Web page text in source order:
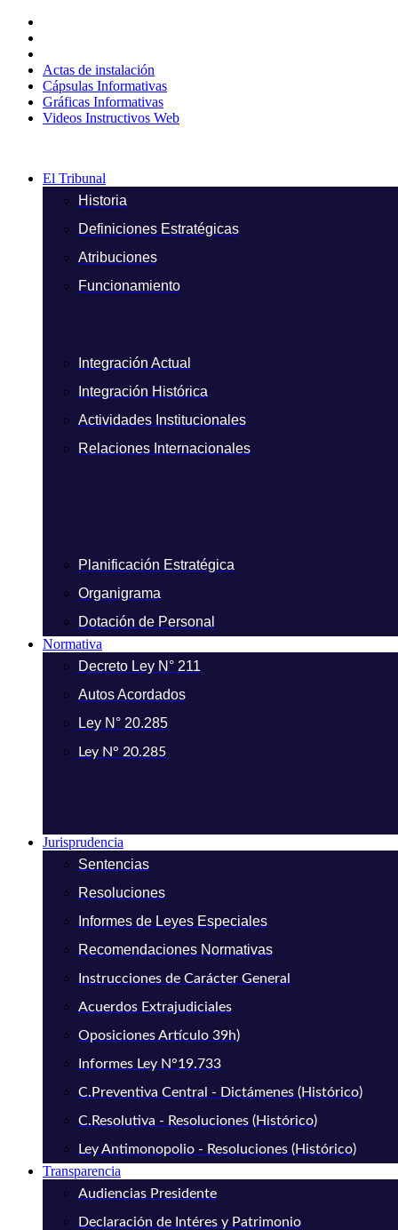
contenido
Actas de instalación
Cápsulas Informativas
Gráficas Informativas
Videos Instructivos Web
El Tribunal
Historia
Definiciones Estratégicas
Atribuciones
Funcionamiento
Integración Actual
Integración Histórica
Actividades Institucionales
Relaciones Internacionales
Planificación Estratégica
Organigrama
Dotación de Personal
Normativa
Decreto Ley N° 211
Autos Acordados
Ley N° 20.285
Ley N° 20.285
Jurisprudencia
Sentencias
Resoluciones
Informes de Leyes Especiales
Recomendaciones Normativas
Instrucciones de Carácter General
Acuerdos Extrajudiciales
Oposiciones Artículo 39h)
Informes Ley N°19.733
C.Preventiva Central - Dictámenes (Histórico)
C.Resolutiva - Resoluciones (Histórico)
Ley Antimonopolio - Resoluciones (Histórico)
Transparencia
Audiencias Presidente
Declaración de Intéres y Patrimonio